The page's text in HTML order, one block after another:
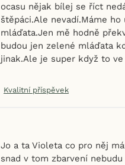
ocasu nějak bílej se říct
štěpáci.Ale nevadí.Máme
mláďata.Jen mě hodně
budou jen zelené mláďata
jinak.Ale je super když to
Kvalitní příspěvek
Jo a ta Violeta co pro něj
snad v tom zbarvení